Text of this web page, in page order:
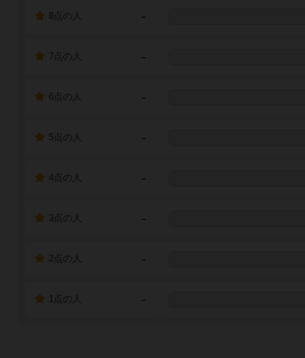
-
7点の人 -
-
-
-
-
-
-